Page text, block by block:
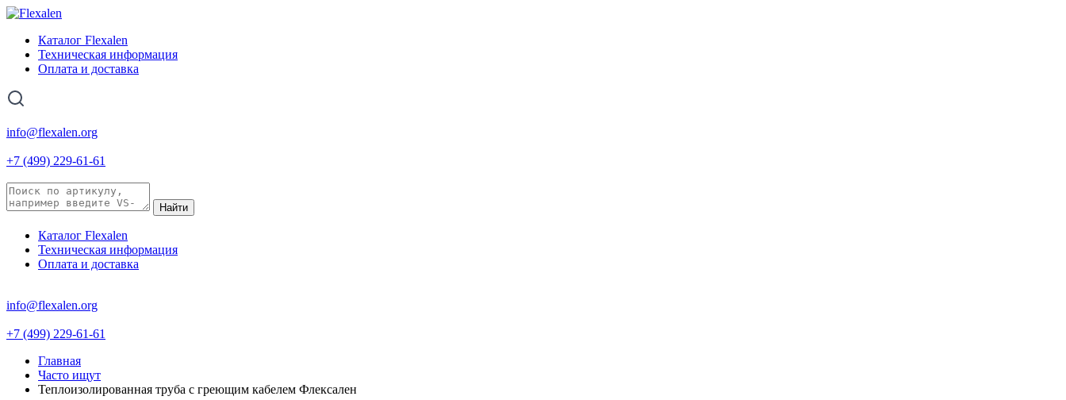
Каталог Flexalen
Техническая информация
Оплата и доставка
info@flexalen.org
+7 (499) 229-61-61
Найти
Каталог Flexalen
Техническая информация
Оплата и доставка
info@flexalen.org
+7 (499) 229-61-61
Главная
Часто ищут
Теплоизолированная труба с греющим кабелем Флексален